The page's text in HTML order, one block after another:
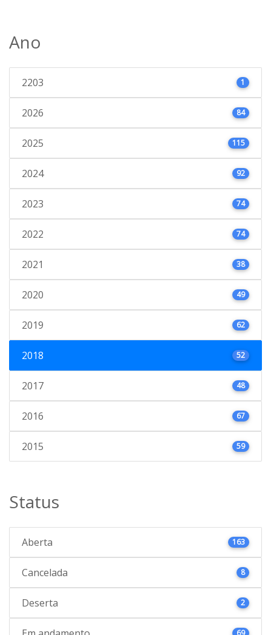
Ano
2203 1
2026 84
2025 115
2024 92
2023 74
2022 74
2021 38
2020 49
2019 62
2018 52
2017 48
2016 67
2015 59
Status
Aberta 163
Cancelada 8
Deserta 2
69